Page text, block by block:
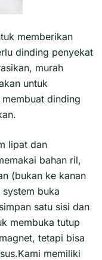
memberikan
dinding penyekat
murah
untuk
dinding
lipat dan
bahan ril,
(bukan ke kanan
buka
satu sisi dan
membuka tutup
tetapi bisa
memiliki